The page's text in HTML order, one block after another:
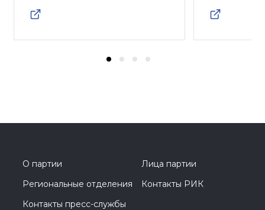
О партии
Лица партии
Региональные отделения
Контакты РИК
Контакты пресс-службы